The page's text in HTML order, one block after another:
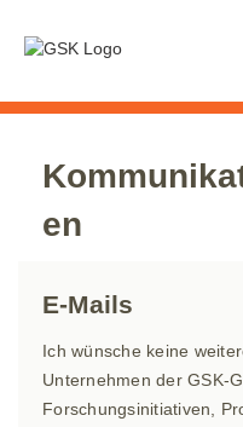
en
E-Mails
Ich wünsche keine
Unternehmen der GSK-
Forschungsinitiativen,